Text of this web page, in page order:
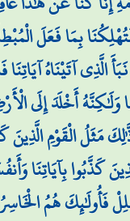
بِمَا فَعَلَ
الَّذِي آتَيْنَاهُ
وَلَٰكِنَّهُ أَخْلَدَ إِلَى
الْقَوْمِ الَّذِينَ
كَذَّبُوا بِآيَاتِنَا
فَأُولَٰئِكَ هُمُ